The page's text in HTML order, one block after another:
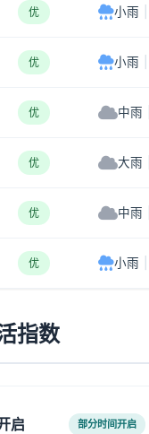
优 小雨
优 小雨
优 中雨
优 大雨
优 中雨
优 小雨
指数
启 部分时间开启